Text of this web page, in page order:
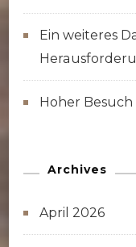
Ein weiteres
Hoher
Archives
April 2026